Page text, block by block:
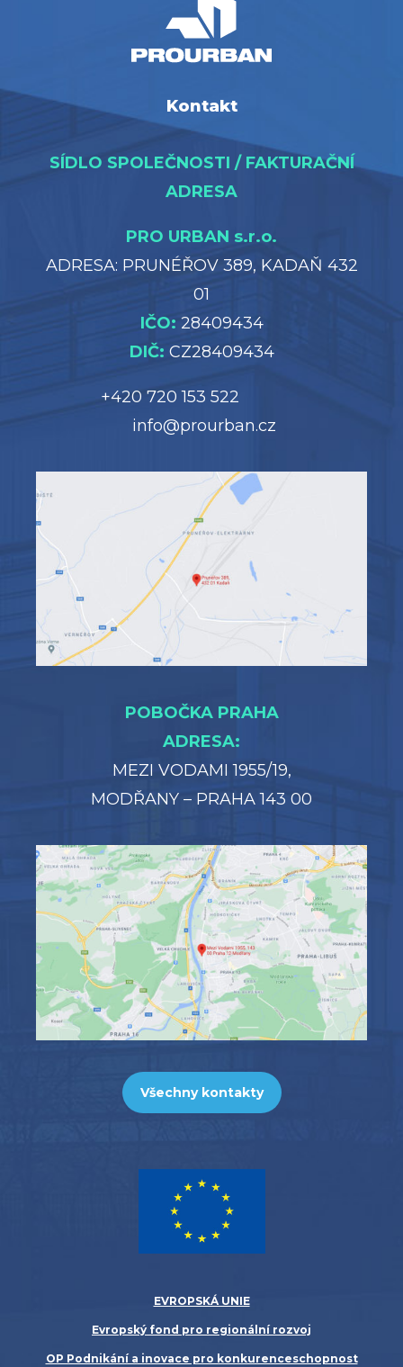
Kontakt
SÍDLO SPOLEČNOSTI / FAKTURAČNÍ
ADRESA
PRO URBAN s.r.o.
ADRESA: PRUNÉŘOV 389, KADAŇ 432
01
IČO:28409434
DIČ: CZ28409434
+420 720 153 522
info@prourban.cz
POBOČKA PRAHA
ADRESA:
MEZI VODAMI 1955/19,
MODŘANY – PRAHA 143 00
Všechny kontakty
EVROPSKÁ UNIE
Evropský fond pro regionální rozvoj
OP Podnikání a inovace pro konkurenceschopnost